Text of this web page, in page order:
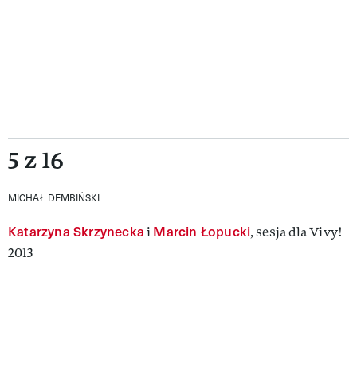
5 z 16
MICHAŁ DEMBIŃSKI
Katarzyna SkrzyneckaiMarcin Łopucki, sesja dla Vivy!
2013